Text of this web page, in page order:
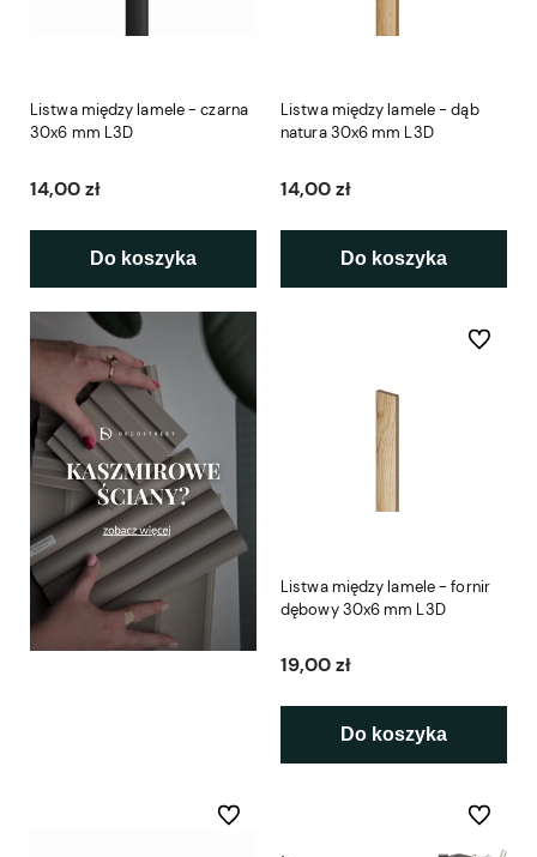
Listwa między lamele - czarna
30x6 mm L3D
14,00 zł
Do koszyka
Listwa między lamele - dąb
natura 30x6 mm L3D
14,00 zł
Do koszyka
Listwa między lamele - fornir
dębowy 30x6 mm L3D
19,00 zł
Do koszyka
Do
Do ulubionych Do